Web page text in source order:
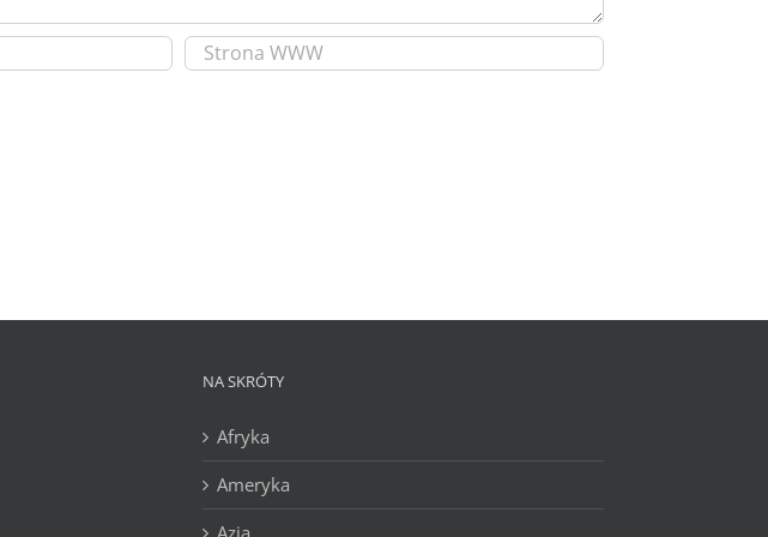
NA SKRÓTY
Afryka
Ameryka
Azja